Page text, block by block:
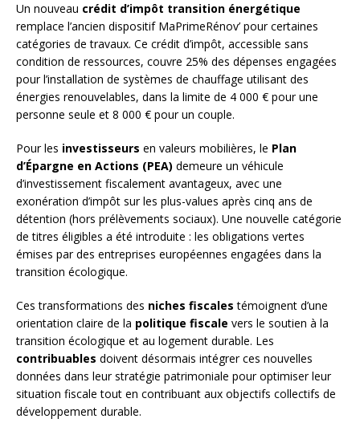
Un nouveau crédit d’impôt transition énergétique
remplace l’ancien dispositif MaPrimeRénov’ pour certaines
catégories de travaux. Ce crédit d’impôt, accessible sans
condition de ressources, couvre 25% des dépenses engagées
pour l’installation de systèmes de chauffage utilisant des
énergies renouvelables, dans la limite de 4 000 € pour une
personne seule et 8 000 € pour un couple.
Pour les investisseurs en valeurs mobilières, le Plan
d’Épargne en Actions (PEA) demeure un véhicule
d’investissement fiscalement avantageux, avec une
exonération d’impôt sur les plus-values après cinq ans de
détention (hors prélèvements sociaux). Une nouvelle catégorie
de titres éligibles a été introduite : les obligations vertes
émises par des entreprises européennes engagées dans la
transition écologique.
Ces transformations des niches fiscales témoignent d’une
orientation claire de la politique fiscale vers le soutien à la
transition écologique et au logement durable. Les
contribuables doivent désormais intégrer ces nouvelles
données dans leur stratégie patrimoniale pour optimiser leur
situation fiscale tout en contribuant aux objectifs collectifs de
développement durable.